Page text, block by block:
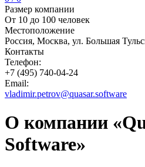
Размер компании
От 10 до 100 человек
Местоположение
Россия, Москва, ул. Большая
Контакты
Телефон:
+7 (495) 740-04-24
Email:
vladimir.petrov@quasar.software
О компании
Software»